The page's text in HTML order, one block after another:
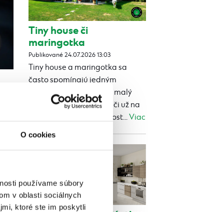
O cookies
používame súbory
v oblasti sociálnych
ktoré ste im poskytli
Tiny house či
maringotka
Publikované 24.07.2026 13:03
Tiny house a maringotka sa
často spomínajú jedným
dychom. Oba ponúkajú malý
vlastný priestor navyše, či už na
rekreáciu, ubytovanie host...Viac